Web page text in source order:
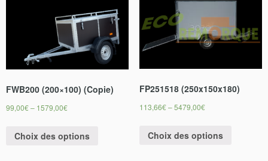
FWB200 (200×100) (Copie)
99,00€– 1579,00€
Choix des options
FP251518 (250x150x180)
113,66€–5479,00€
Choix des options